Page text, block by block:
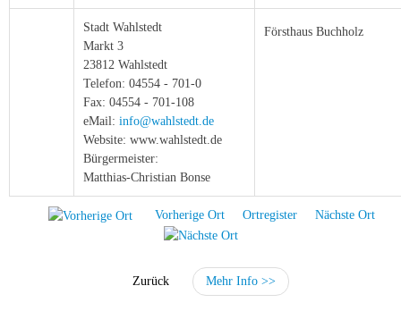
Stadt Wahlstedt
Markt 3
23812 Wahlstedt
Telefon: 04554 - 701-0
Fax: 04554 - 701-108
eMail: info@wahlstedt.de
Website: www.wahlstedt.de
Bürgermeister:
Matthias-Christian Bonse
Försthaus Buchholz
Vorherige Ort Ortregister Nächste Ort
Zurück Mehr Info >>